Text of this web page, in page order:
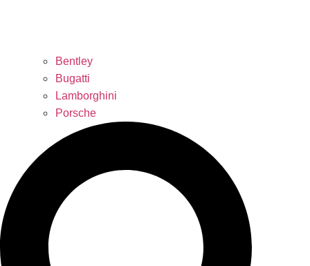
Bentley
Bugatti
Lamborghini
Porsche